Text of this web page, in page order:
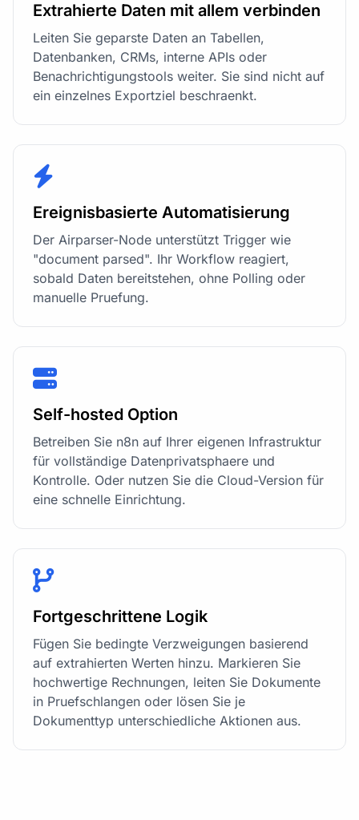
Extrahierte Daten mit allem verbinden
Leiten Sie geparste Daten an Tabellen,
Datenbanken, CRMs, interne APIs oder
Benachrichtigungstools weiter. Sie sind nicht auf
ein einzelnes Exportziel beschraenkt.
Ereignisbasierte Automatisierung
Der Airparser-Node unterstützt Trigger wie
"document parsed". Ihr Workflow reagiert,
sobald Daten bereitstehen, ohne Polling oder
manuelle Pruefung.
Self-hosted Option
Betreiben Sie n8n auf Ihrer eigenen Infrastruktur
für vollständige Datenprivatsphaere und
Kontrolle. Oder nutzen Sie die Cloud-Version für
eine schnelle Einrichtung.
Fortgeschrittene Logik
Fügen Sie bedingte Verzweigungen basierend
auf extrahierten Werten hinzu. Markieren Sie
hochwertige Rechnungen, leiten Sie Dokumente
in Pruefschlangen oder lösen Sie je
Dokumenttyp unterschiedliche Aktionen aus.